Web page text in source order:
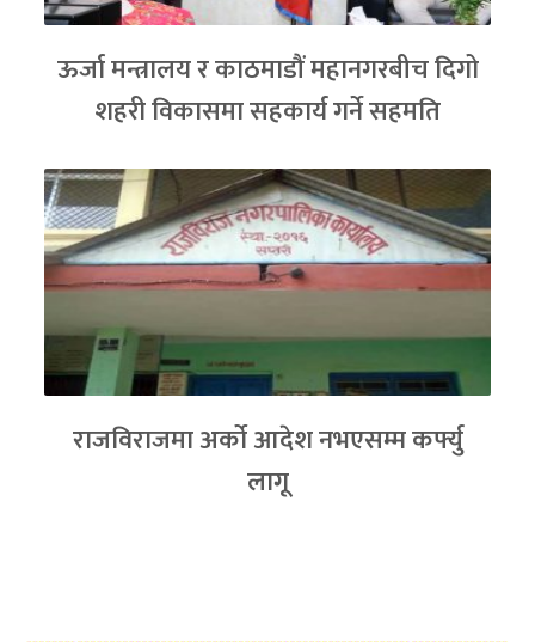
ऊर्जा मन्त्रालय र काठमाडौं महानगरबीच दिगो
शहरी विकासमा सहकार्य गर्ने सहमति
राजविराजमा अर्को आदेश नभएसम्म कर्फ्यु
लागू